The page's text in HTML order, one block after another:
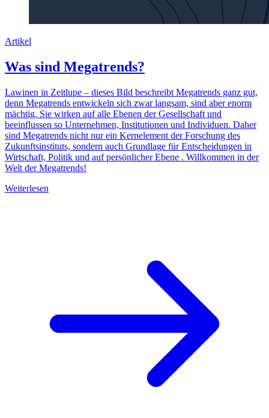
Artikel
Was sind Megatrends?
Lawinen in Zeitlupe – dieses Bild beschreibt Megatrends ganz gut,
denn Megatrends entwickeln sich zwar langsam, sind aber enorm
mächtig. Sie wirken auf alle Ebenen der Gesellschaft und
beeinflussen so Unternehmen, Institutionen und Individuen. Daher
sind Megatrends nicht nur ein Kernelement der Forschung des
Zukunftsinstituts, sondern auch Grundlage für Entscheidungen in
Wirtschaft, Politik und auf persönlicher Ebene . Willkommen in der
Welt der Megatrends!
Weiterlesen